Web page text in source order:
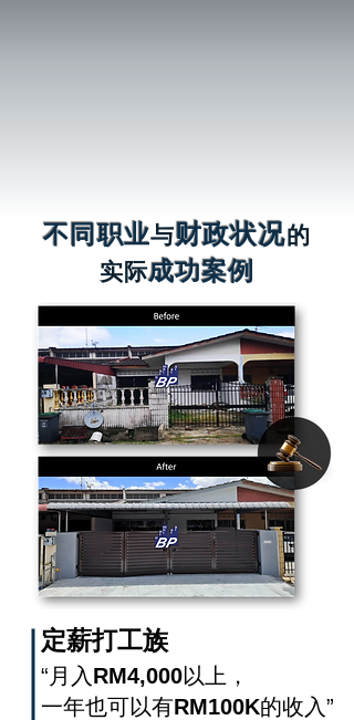
不同职业与财政状况的​
实际成功案例
定薪打工族
“月入 RM4,000以上，
一年也可以有RM100K的收入”